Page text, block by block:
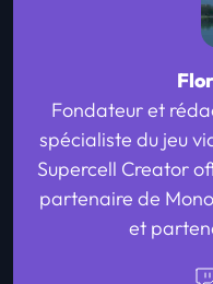
Fondateur et
spécialiste du jeu
Supercell Creator
partenaire de
et